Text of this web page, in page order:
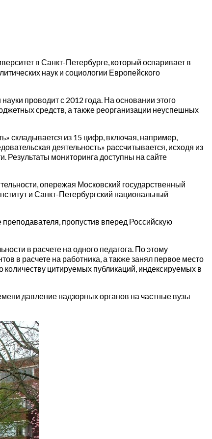
в Санкт-Петербурге, который оспаривает в
наук и социологии Европейского
проводит с 2012 года. На основании этого
средств, а также реорганизации неуспешных
складывается из 15 цифр, включая, например,
деятельность» рассчитывается, исходя из
Результаты мониторинга доступны на сайте
опережая Московский государственный
и Санкт-Петербургский национальный
пропустив вперед Российскую
в расчете на одного педагога. По этому
в расчете на работника, а также занял первое место
цитируемых публикаций, индексируемых в
давление надзорных органов на частные вузы